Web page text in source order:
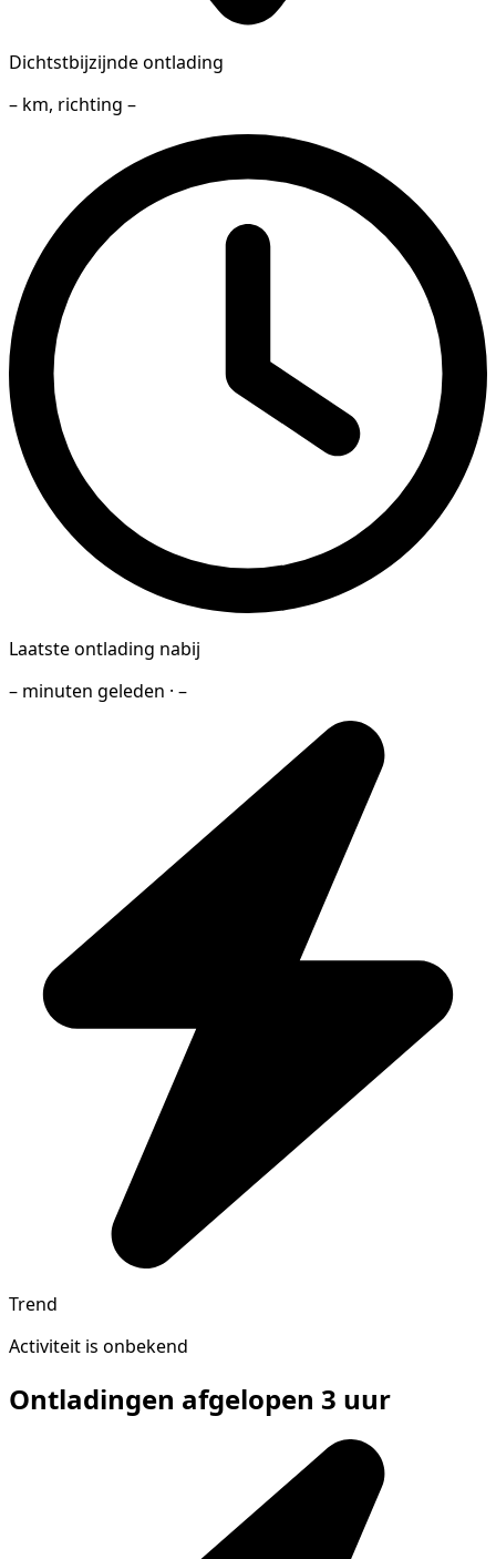
Dichtstbijzijnde ontlading
– km, richting –
Laatste ontlading nabij
– minuten geleden · –
Trend
Activiteit is onbekend
Ontladingen afgelopen 3 uur